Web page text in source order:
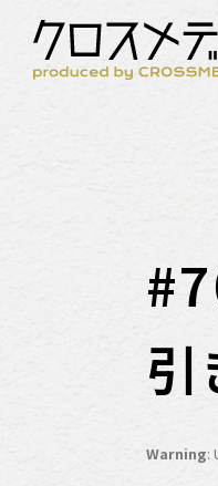
引
Warning: